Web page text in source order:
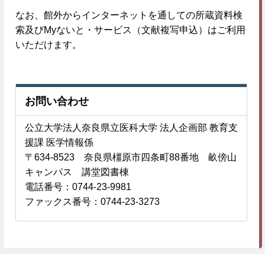
なお、館外からインターネットを通しての所蔵資料検
索及びMyないと・サービス（文献複写申込）はご利用
いただけます。
お問い合わせ
公立大学法人奈良県立医科大学 法人企画部 教育支
援課 医学情報係
〒634-8523 奈良県橿原市四条町88番地 畝傍山
キャンパス 講堂図書棟
電話番号：0744-23-9981
ファックス番号：0744-23-3273